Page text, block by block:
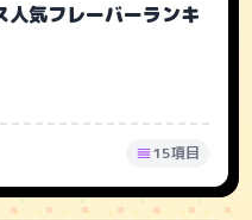
人気フレーバーランキ
15項目